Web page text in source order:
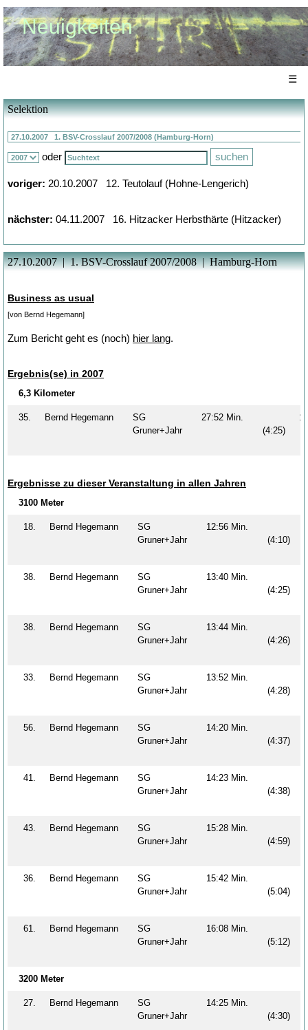
Neuigkeiten
☰
Selektion
oder
voriger: 20.10.2007 12. Teutolauf (Hohne-Lengerich)
nächster: 04.11.2007 16. Hitzacker Herbsthärte (Hitzacker)
27.10.2007 | 1. BSV-Crosslauf 2007/2008 | Hamburg-Horn
Business as usual
[von Bernd Hegemann]
Zum Bericht geht es (noch) hier lang.
Ergebnis(se) in 2007
6,3 Kilometer
35. Bernd Hegemann
SG
Gruner+Jahr
27:52 Min.
(4:25)
Ergebnisse zu dieser Veranstaltung in allen Jahren
3100 Meter
18. Bernd Hegemann
SG
Gruner+Jahr
12:56 Min.
(4:10)
38. Bernd Hegemann
SG
Gruner+Jahr
13:40 Min.
(4:25)
38. Bernd Hegemann
SG
Gruner+Jahr
13:44 Min.
(4:26)
33. Bernd Hegemann
SG
Gruner+Jahr
13:52 Min.
(4:28)
56. Bernd Hegemann
SG
Gruner+Jahr
14:20 Min.
(4:37)
41. Bernd Hegemann
SG
Gruner+Jahr
14:23 Min.
(4:38)
43. Bernd Hegemann
SG
Gruner+Jahr
15:28 Min.
(4:59)
36. Bernd Hegemann
SG
Gruner+Jahr
15:42 Min.
(5:04)
61. Bernd Hegemann
SG
Gruner+Jahr
16:08 Min.
(5:12)
3200 Meter
27. Bernd Hegemann
SG
Gruner+Jahr
14:25 Min.
(4:30)